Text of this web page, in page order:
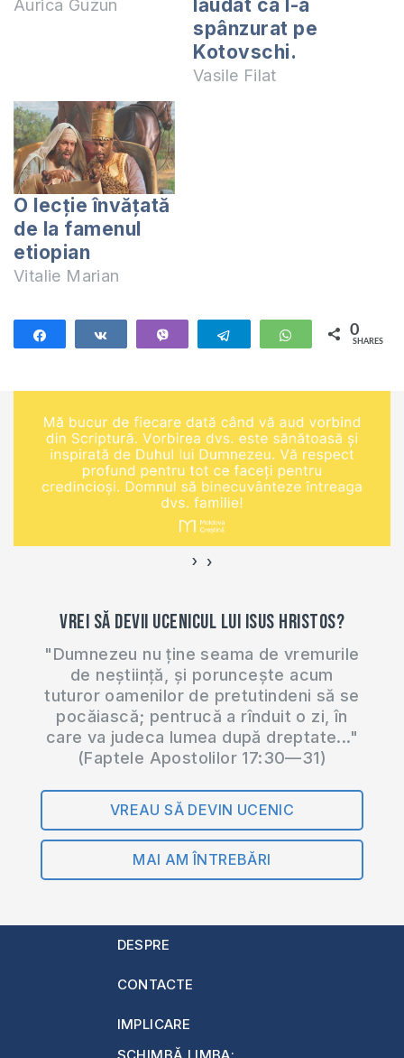
Aurica Guzun
lăudat ca l-a
spânzurat pe
Kotovschi.
Vasile Filat
O lecție învățată
de la famenul
etiopian
Vitalie Marian
Telegram WhatsApp
0
SHARES
‹ ›
Vrei să devii ucenicul lui Isus Hristos?
"Dumnezeu nu ține seama de vremurile
de neștiință, și poruncește acum
tuturor oamenilor de pretutindeni să se
pocăiască; pentrucă a rînduit o zi, în
care va judeca lumea după dreptate..."
(Faptele Apostolilor 17:30—31)
VREAU SĂ DEVIN UCENIC
MAI AM ÎNTREBĂRI
DESPRE
CONTACTE
IMPLICARE